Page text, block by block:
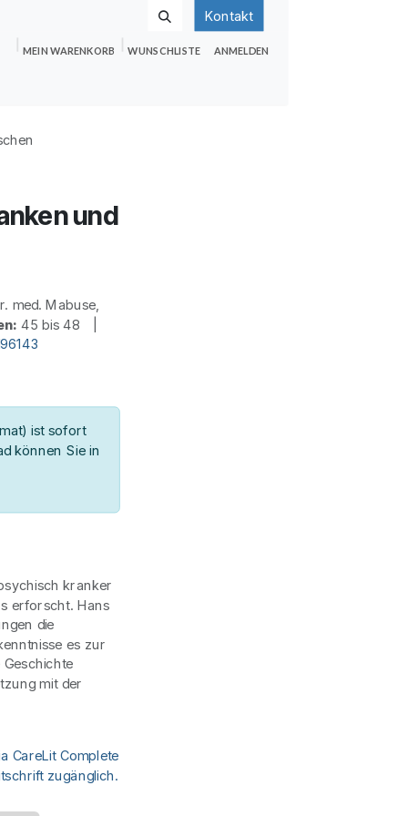
Kontakt
MEIN WARENKORB WUNSCHLISTE ANMELDEN
und
med. Mabuse,
45 bis 48 |
ist sofort
können Sie in
kranker
erforscht. Hans
die
es zur
mit der
CareLit Complete
zugänglich.